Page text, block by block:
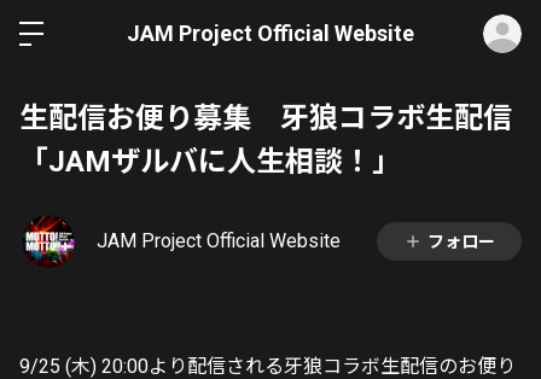
JAM Project Official Website
生配信お便り募集 牙狼コラボ生配信
「JAMザルバに人生相談！」
JAM Project Official Website フォロー
9/25 (木) 20:00より配信される牙狼コラボ生配信のお便り